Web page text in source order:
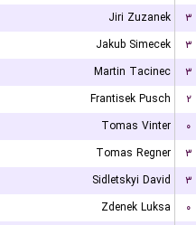
Jiri Zuzanek
۳
Jakub Simecek
۳
Martin Tacinec
۳
Frantisek Pusch
۲
Tomas Vinter
۰
Tomas Regner
۳
Sidletskyi David
۳
Zdenek Luksa
۰